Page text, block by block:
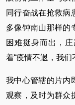
同行奋战在抢救病
多像钟南山那样的
困难挺身而出，
着“疫情不退，我们
我中心管辖的片内
观察，及时为群众